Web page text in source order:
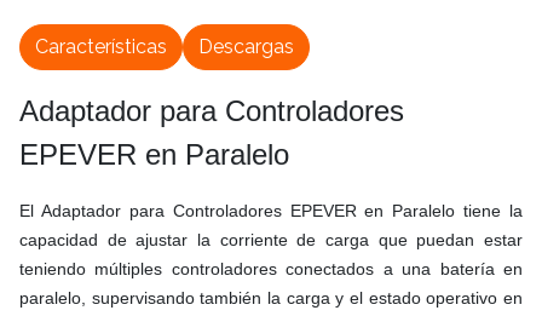
Adaptador para Controladores
EPEVER en Paralelo
El Adaptador para Controladores EPEVER en Paralelo tiene la
capacidad de ajustar la corriente de carga que puedan estar
teniendo múltiples controladores conectados a una batería en
paralelo, supervisando también la carga y el estado operativo en
Características Descargas